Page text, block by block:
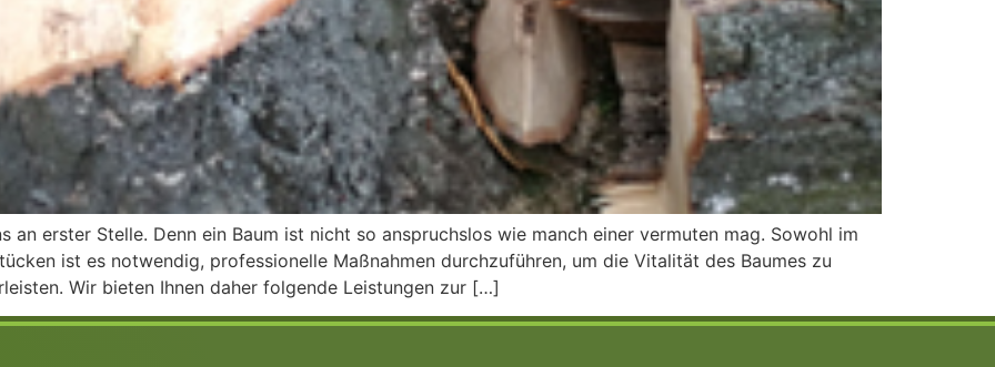
an erster Stelle. Denn ein Baum ist nicht so anspruchslos wie manch einer vermuten mag. Sowohl im
ist es notwendig, professionelle Maßnahmen durchzuführen, um die Vitalität des Baumes zu
Wir bieten Ihnen daher folgende Leistungen zur […]